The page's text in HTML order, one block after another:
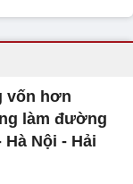
vốn hơn
làm đường
Hà Nội - Hải